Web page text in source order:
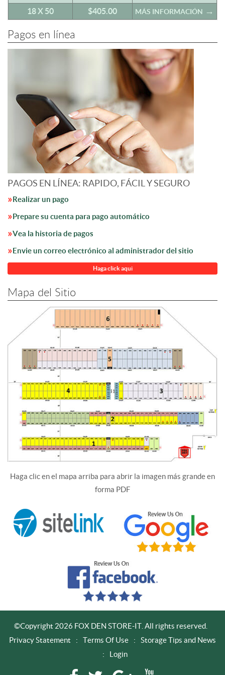
18 X 50 $405.00 MÁS INFORMACIÓN
Pagos en línea
PAGOS EN LÍNEA: RAPIDO, FÁCIL Y SEGURO
Realizar un pago
Prepare su cuenta para pago automático
Vea la historia de pagos
Envie un correo electrónico al administrador del sitio
Haga click aqui
Mapa del Sitio
Haga clic en el mapa arriba para abrir la imagen más grande en
forma PDF
©Copyright 2026 FOX DEN STORE-IT. All rights reserved.
Privacy Statement
: Terms Of Use :
Storage Tips and News
:
Login